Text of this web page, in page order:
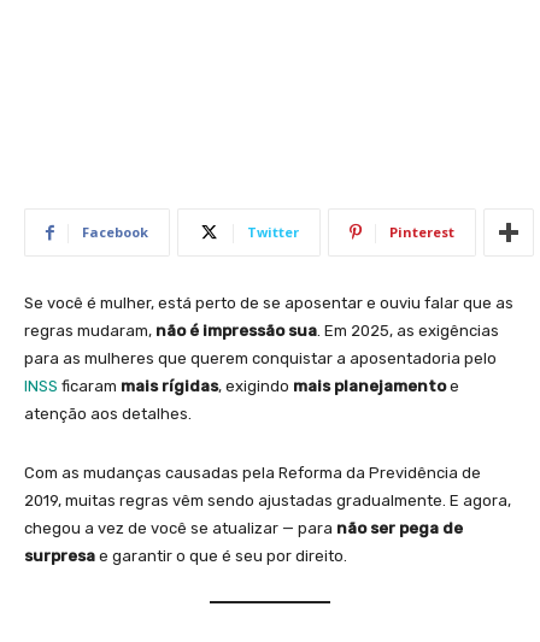
Facebook Twitter Pinterest
Se você é mulher, está perto de se aposentar e ouviu falar que as
regras mudaram, não é impressão sua. Em 2025, as exigências
para as mulheres que querem conquistar a aposentadoria pelo
INSS ficaram mais rígidas, exigindo mais planejamentoe
atenção aos detalhes.
Com as mudanças causadas pela Reforma da Previdência de
2019, muitas regras vêm sendo ajustadas gradualmente. E agora,
chegou a vez de você se atualizar — para não ser pega de
surpresa e garantir o que é seu por direito.